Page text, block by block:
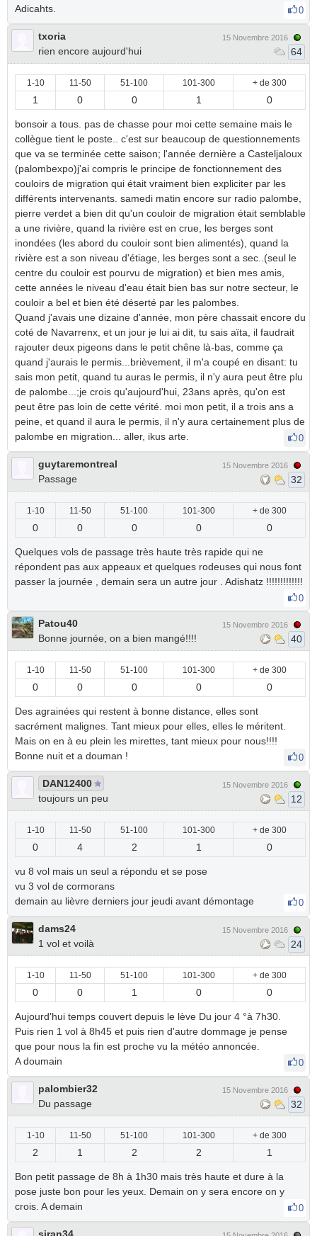
Adicahts.
0
txoria
rien encore aujourd'hui
15 Novembre 2016
64
1-10 11-50 51-100 101-300 + de 300
1 0 0 1 0
bonsoir a tous. pas de chasse pour moi cette semaine mais le
collègue tient le poste.. c'est sur beaucoup de questionnements
que va se terminée cette saison; l'année dernière a Casteljaloux
(palombexpo)j'ai compris le principe de fonctionnement des
couloirs de migration qui était vraiment bien expliciter par les
différents intervenants. samedi matin encore sur radio palombe,
pierre verdet a bien dit qu'un couloir de migration était semblable
a une rivière, quand la rivière est en crue, les berges sont
inondées (les abord du couloir sont bien alimentés), quand la
rivière est a son niveau d'étiage, les berges sont a sec..(seul le
centre du couloir est pourvu de migration) et bien mes amis,
cette années le niveau d'eau était bien bas sur notre secteur, le
couloir a bel et bien été déserté par les palombes.
Quand j'avais une dizaine d'année, mon père chassait encore du
coté de Navarrenx, et un jour je lui ai dit, tu sais aïta, il faudrait
rajouter deux pigeons dans le petit chêne là-bas, comme ça
quand j'aurais le permis...brièvement, il m'a coupé en disant: tu
sais mon petit, quand tu auras le permis, il n'y aura peut être plu
de palombe...;je crois qu'aujourd'hui, 23ans après, qu'on est
peut être pas loin de cette vérité. moi mon petit, il a trois ans a
peine, et quand il aura le permis, il n'y aura certainement plus de
palombe en migration... aller, ikus arte.
0
guytaremontreal
Passage
15 Novembre 2016
32
1-10 11-50 51-100 101-300 + de 300
0 0 0 0 0
Quelques vols de passage très haute très rapide qui ne
répondent pas aux appeaux et quelques rodeuses qui nous font
passer la journée , demain sera un autre jour . Adishatz !!!!!!!!!!!!!
0
Patou40
Bonne journée, on a bien mangé!!!!
15 Novembre 2016
40
1-10 11-50 51-100 101-300 + de 300
0 0 0 0 0
Des agrainées qui restent à bonne distance, elles sont
sacrément malignes. Tant mieux pour elles, elles le méritent.
Mais on en à eu plein les mirettes, tant mieux pour nous!!!!
Bonne nuit et a douman !
0
DAN12400
toujours un peu
15 Novembre 2016
12
1-10 11-50 51-100 101-300 + de 300
0 4 2 1 0
vu 8 vol mais un seul a répondu et se pose
vu 3 vol de cormorans
demain au lièvre derniers jour jeudi avant démontage
0
dams24
1 vol et voilà
15 Novembre 2016
24
1-10 11-50 51-100 101-300 + de 300
0 0 1 0 0
Aujourd'hui temps couvert depuis le lève Du jour 4 °à 7h30.
Puis rien 1 vol à 8h45 et puis rien d'autre dommage je pense
que pour nous la fin est proche vu la météo annoncée.
A doumain
0
palombier32
Du passage
15 Novembre 2016
32
1-10 11-50 51-100 101-300 + de 300
2 1 2 2 1
Bon petit passage de 8h à 1h30 mais très haute et dure à la
pose juste bon pour les yeux. Demain on y sera encore on y
crois. A demain
0